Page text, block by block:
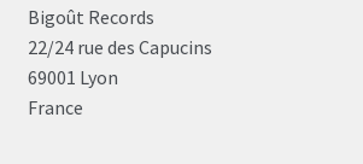
Bigoût Records
22/24 rue des Capucins
69001 Lyon
France